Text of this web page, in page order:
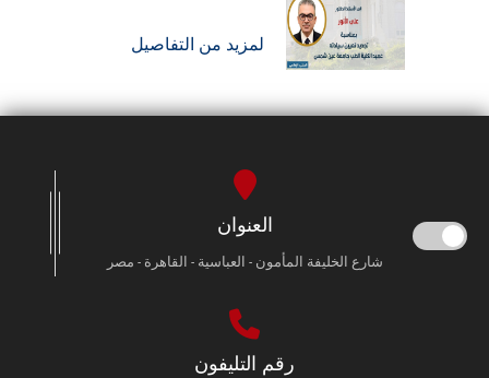
لمزيد من التفاصيل
العنوان
شارع الخليفة المأمون - العباسية - القاهرة - مصر
رقم التليفون